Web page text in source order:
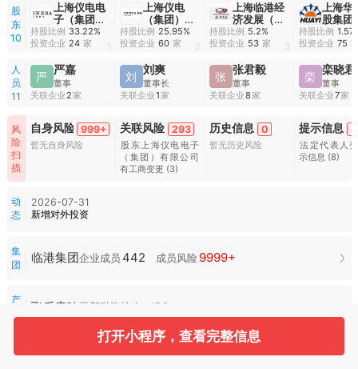
股
东
10
上海仪电电
子（集团）
有限公司
持股比例 33.22%
投资企业 24 家 1
上海仪电
（集团）有
限公司
持股比例 25.95%
投资企业 60 家 2
上海临港经
济发展（集
团）有限公
司
持股比例 5.2%
投资企业 53 家 3
上海华
股集团
公司
持股比例
投资企业 75
人
员
11
严 严嘉
董事
关联企业2家
刘 刘爽
董事长
关联企业1家
张 张君毅
董事
关联企业8家
栾 栾晓君
董事
关联企业7家
风
险
扫
描
自身风险 999+
暂无自身风险
关联风险 293
股东上海仪电电子
（集团）有限公司
有工商变更 (3)
历史信息 0
暂无历史风险
提示信息
法定代表人
示信息 (8)
动
态
2026-07-31
新增对外投资
集
团
临港集团企业成员 442 成员风险 9999+
产
飞乐音响 最新融资轮次：IPO
用
打开小程序，查看完整信息